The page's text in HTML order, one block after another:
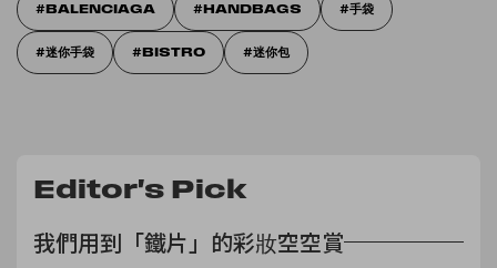
BALENCIAGA HANDBAGS 手袋
迷你手袋 BISTRO 迷你包
Editor's Pick
我們用到「鐵片」的彩妝空空賞